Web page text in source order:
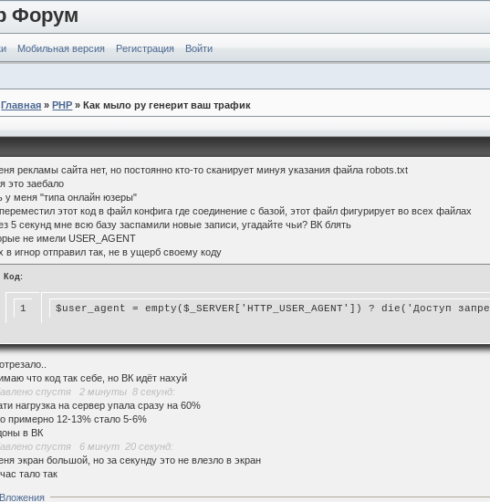
Форум
Мобильная версия Регистрация Войти
Главная »PHP » Как мыло ру генерит ваш трафик
рекламы сайта нет, но постоянно кто-то сканирует минуя указания файла robots.txt
это заебало
у меня "типа онлайн юзеры"
этот код в файл конфига где соединение с базой, этот файл фигурирует во всех файлах
5 секунд мне всю базу заспамили новые записи, угадайте чьи? ВК блять
не имели USER_AGENT
в игнор отправил так, не в ущерб своему коду
Код:
1 $user_agent = empty($_SERVER['HTTP_USER_AGENT']) ? die('Доступ
что код так себе, но ВК идёт нахуй
спустя 2 минуты 8 секунд:
нагрузка на сервер упала сразу на 60%
примерно 12-13% стало 5-6%
в ВК
спустя 6 минут 20 секунд:
экран большой, но за секунду это не влезло в экран
тало так
Вложения